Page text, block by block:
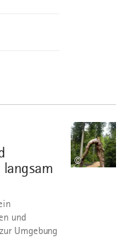
©
und
Umgebung